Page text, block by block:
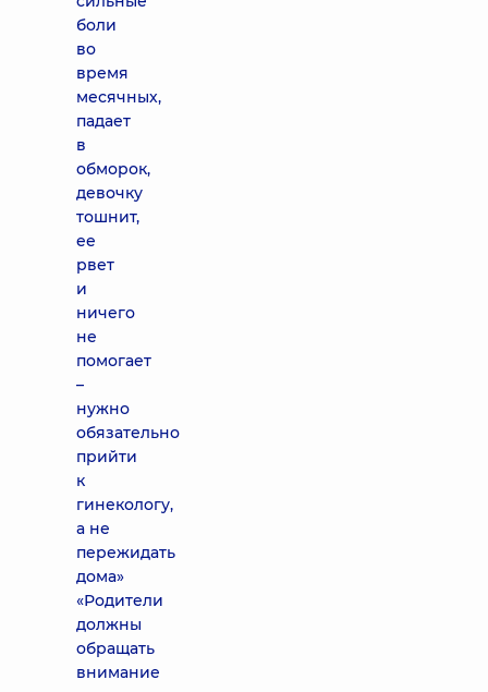
боли
во
время
месячных,
падает
в
обморок,
девочку
тошнит,
ее
рвет
и
ничего
не
помогает
–
нужно
обязательно
прийти
к
гинекологу,
а не
пережидать
дома»
«Родители
должны
обращать
внимание